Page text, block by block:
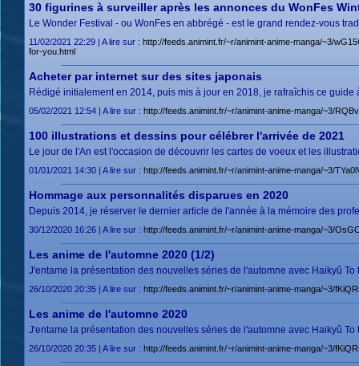
30 figurines à surveiller après les annonces du WonFes
Le Wonder Festival - ou WonFes en abbrégé - est le grand rendez-vous
11/02/2021 22:29 | A lire sur : http://feeds.animint.fr/~r/animint-anime-manga/~3/
for-you.html
Acheter par internet sur des sites japonais
Rédigé initialement en 2014, puis mis à jour en 2018, je rafraîchis ce
05/02/2021 12:54 | A lire sur : http://feeds.animint.fr/~r/animint-anime-manga/~3/
100 illustrations et dessins pour célébrer l'arrivée de 2021
Le jour de l'An est l'occasion de découvrir les cartes de voeux et les
01/01/2021 14:30 | A lire sur : http://feeds.animint.fr/~r/animint-anime-manga/~3/
Hommage aux personnalités disparues en 2020
Depuis 2014, je réserver le dernier article de l'année à la mémoire des
30/12/2020 16:26 | A lire sur : http://feeds.animint.fr/~r/animint-anime-manga/~3/
Les anime de l'automne 2020 (1/2)
J'entame la présentation des nouvelles séries de l'automne avec Haikyû
26/10/2020 20:35 | A lire sur : http://feeds.animint.fr/~r/animint-anime-manga/~3/
Les anime de l'automne 2020
J'entame la présentation des nouvelles séries de l'automne avec Haikyû
26/10/2020 20:35 | A lire sur : http://feeds.animint.fr/~r/animint-anime-manga/~3/